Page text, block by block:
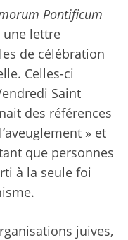
Pontificum
une lettre
de célébration
Celles-ci
Saint
des références
» et
que personnes
à la seule foi
juives,